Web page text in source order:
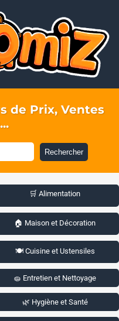
de Prix, Ventes
Rechercher
🛒 Alimentation
🏠 Maison et Décoration
🍽️ Cuisine et Ustensiles
🧽 Entretien et Nettoyage
🌿 Hygiène et Santé